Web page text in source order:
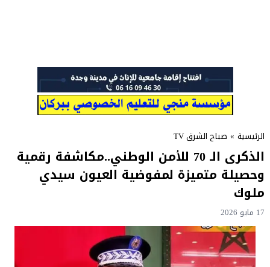
الرئيسية » صباح الشرق TV
الذكرى الـ 70 للأمن الوطني..مكاشفة رقمية
وحصيلة متميزة لمفوضية العيون سيدي
ملوك
17 مايو 2026